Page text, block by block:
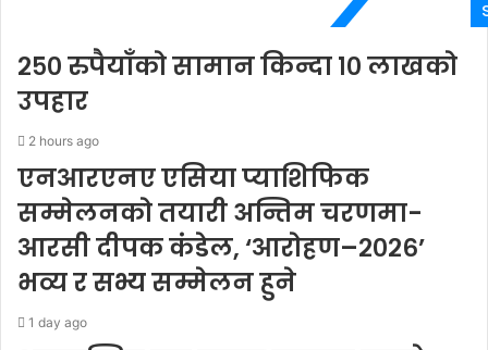
२५० रुपैयाँको सामान किन्दा १० लाखको
उपहार
2 hours ago
एनआरएनए एसिया प्याशिफिक
सम्मेलनको तयारी अन्तिम चरणमा-
आरसी दीपक कंडेल, ‘आरोहण–२०२६’
भव्य र सभ्य सम्मेलन हुने
1 day ago